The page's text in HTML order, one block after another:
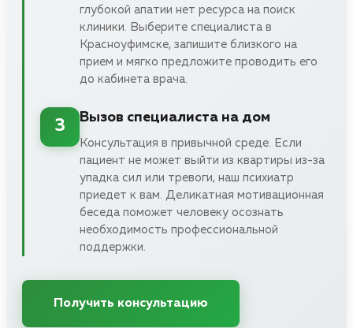
глубокой апатии нет ресурса на поиск
клиники. Выберите специалиста в
Красноуфимске, запишите близкого на
прием и мягко предложите проводить его
до кабинета врача.
3
Вызов специалиста на дом
Консультация в привычной среде. Если
пациент не может выйти из квартиры из-за
упадка сил или тревоги, наш психиатр
приедет к вам. Деликатная мотивационная
беседа поможет человеку осознать
необходимость профессиональной
поддержки.
Получить консультацию